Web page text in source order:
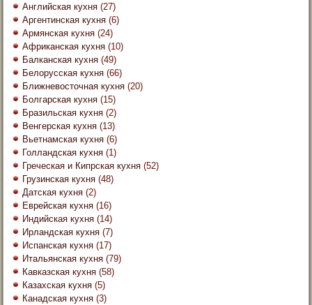
Английская кухня (27)
Аргентинская кухня (6)
Армянская кухня (24)
Африканская кухня (10)
Балканская кухня (49)
Белорусская кухня (66)
Ближневосточная кухня (20)
Болгарская кухня (15)
Бразильская кухня (2)
Венгерская кухня (13)
Вьетнамская кухня (6)
Голландская кухня (1)
Греческая и Кипрская кухня (52)
Грузинская кухня (48)
Датская кухня (2)
Еврейская кухня (16)
Индийская кухня (14)
Ирландская кухня (7)
Испанская кухня (17)
Итальянская кухня (79)
Кавказская кухня (58)
Казахская кухня (5)
Канадская кухня (3)